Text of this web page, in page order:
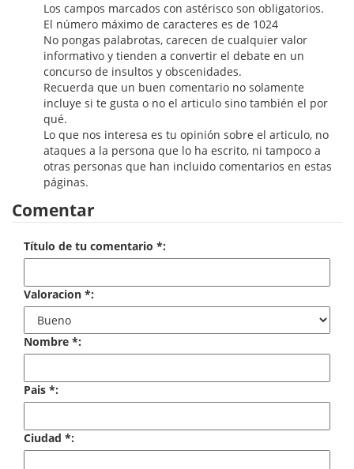
Cuentos y relatos
Deportes
Derecho
Discos deVinilo. LP
Divulgación científica
Economía
Enciclopedias
Ensayo literario
Filosofía
Guerra Civil Española
Los campos marcados con astérisco son obligatorios.
El número máximo de caracteres es de 1024
No pongas palabrotas, carecen de cualquier valor
informativo y tienden a convertir el debate en un
concurso de insultos y obscenidades.
Recuerda que un buen comentario no solamente
incluye si te gusta o no el articulo sino también el por
qué.
Lo que nos interesa es tu opinión sobre el articulo, no
ataques a la persona que lo ha escrito, ni tampoco a
otras personas que han incluido comentarios en estas
páginas.
Comentar
Título de tu comentario *:
Valoracion *:
Nombre *:
Pais *:
Ciudad *: